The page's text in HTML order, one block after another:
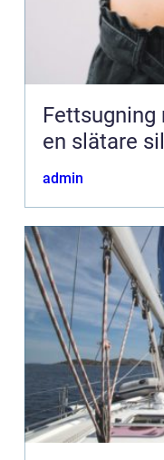
Fettsugning
en slätare
admin